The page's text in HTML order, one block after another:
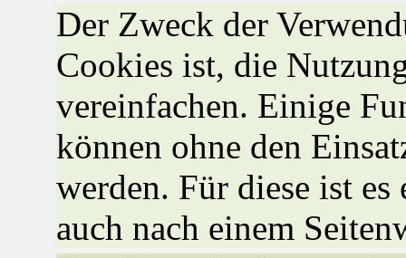
Der Zweck der
Cookies ist, die
vereinfachen. Einige
können ohne den
werden. Für diese ist
auch nach einem